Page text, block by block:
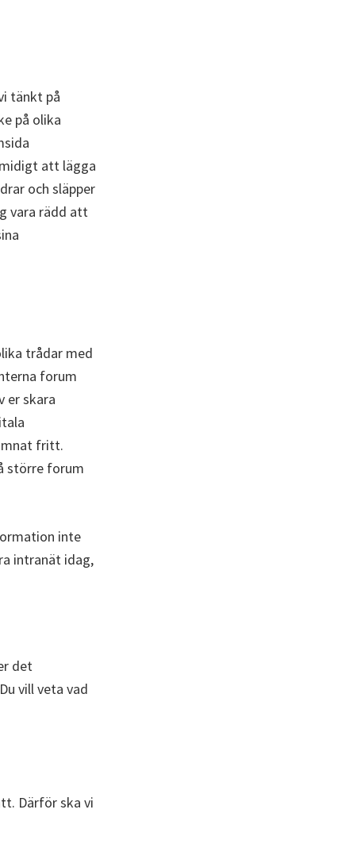
tänkt på
på olika
att lägga
och släpper
vara rädd att
trådar med
forum
er skara
fritt.
större forum
inte
intranät idag,
det
vill veta vad
Därför ska vi